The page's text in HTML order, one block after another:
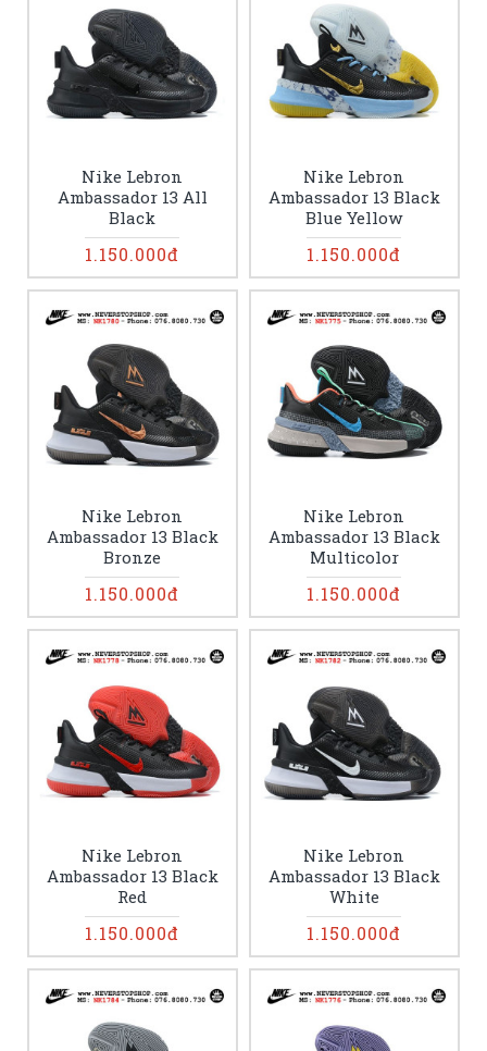
Nike Lebron
Ambassador 13 All
Black
1.150.000đ
Nike Lebron
Ambassador 13 Black
Blue Yellow
1.150.000đ
Nike Lebron
Ambassador 13 Black
Bronze
1.150.000đ
Nike Lebron
Ambassador 13 Black
Multicolor
1.150.000đ
Nike Lebron
Ambassador 13 Black
Red
1.150.000đ
Nike Lebron
Ambassador 13 Black
White
1.150.000đ